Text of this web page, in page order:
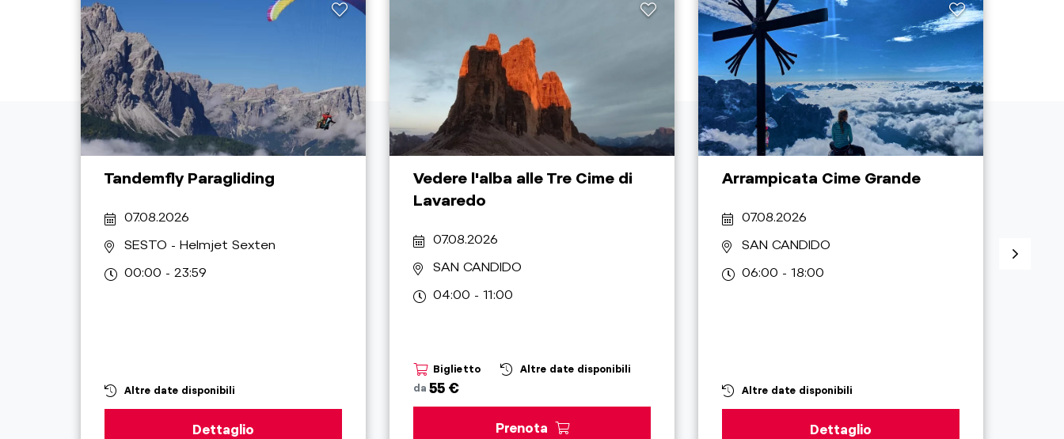
Tandemfly Paragliding
07.08.2026
SESTO - Helmjet Sexten
00:00 - 23:59
Altre date disponibili
Dettaglio
Vedere l'alba alle Tre Cime di
Lavaredo
07.08.2026
SAN CANDIDO
04:00 - 11:00
Biglietto
da 55 €
Altre date disponibili
Prenota
Arrampicata Cime Grande
07.08.2026
SAN CANDIDO
06:00 - 18:00
Altre date disponibili
Dettaglio